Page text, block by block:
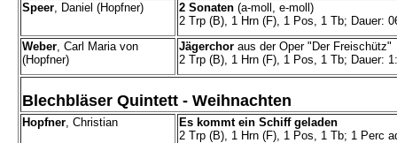
Speer, Daniel (Hopfner) 2 Sonaten (a-moll, e-moll)
2 Trp (B), 1 Hrn (F), 1 Pos, 1 Tb; Dauer:
Weber, Carl Maria von
(Hopfner)
Jägerchor aus der Oper "Der Freischütz"
2 Trp (B), 1 Hrn (F), 1 Pos, 1 Tb; Dauer:
Blechbläser Quintett - Weihnachten
Hopfner, Christian
Es kommt ein Schiff geladen
2 Trp (B), 1 Hrn (F), 1 Pos, 1 Tb; 1 Perc